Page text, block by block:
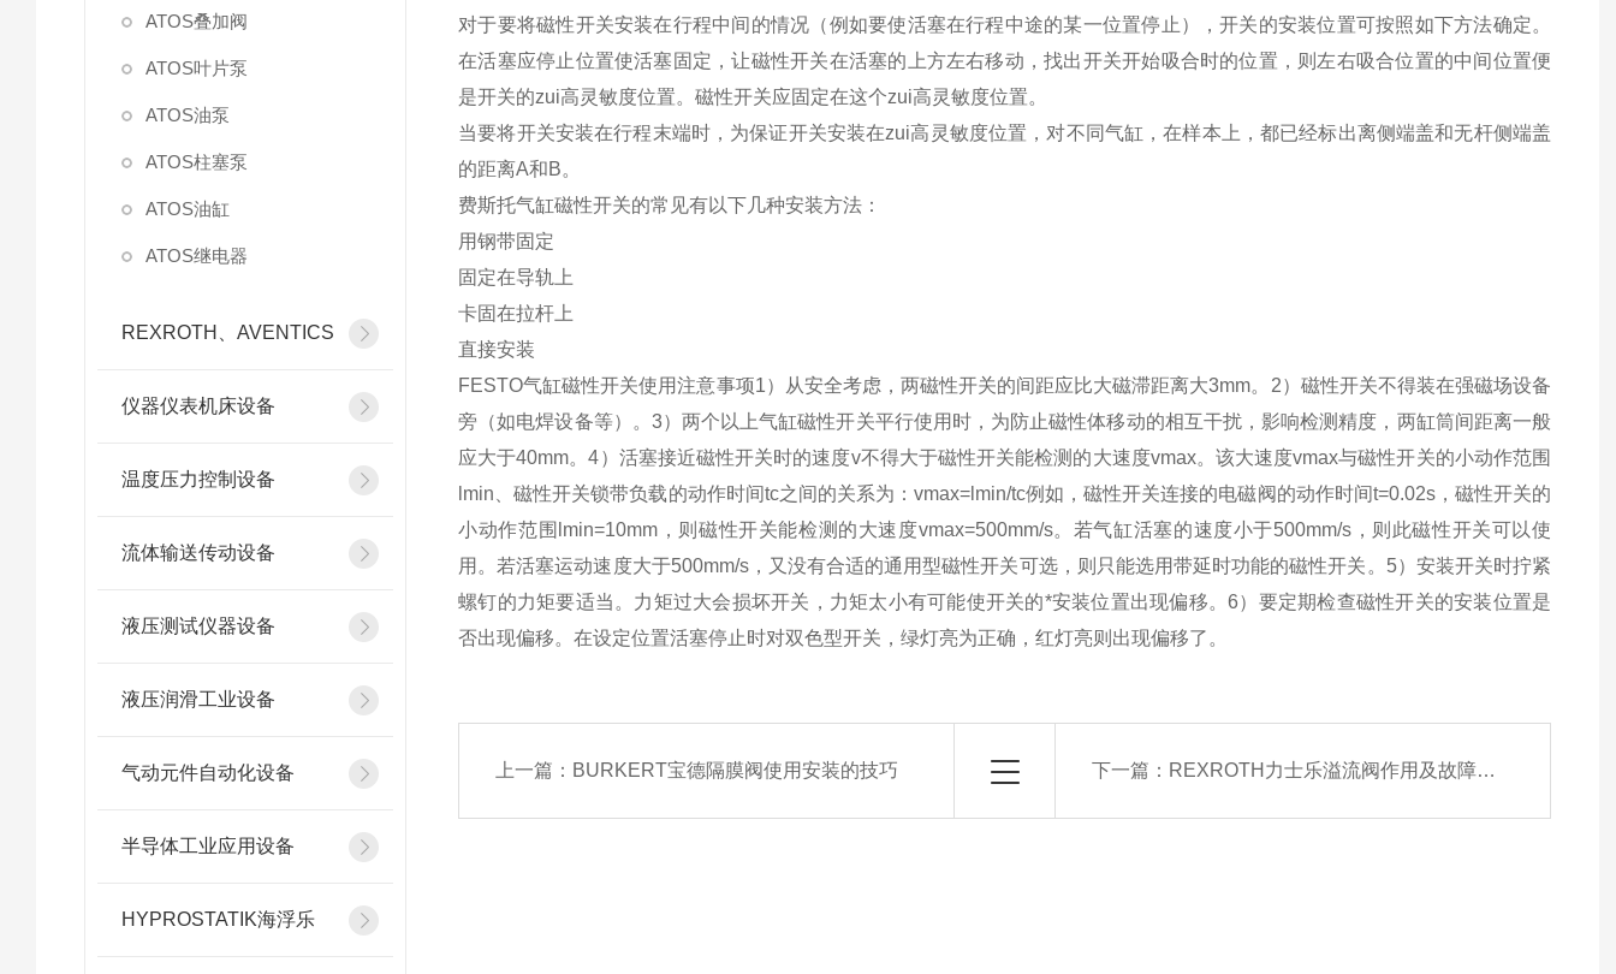
ATOS叠加阀
ATOS叶片泵
ATOS油泵
ATOS柱塞泵
ATOS油缸
ATOS继电器
REXROTH、AVENTICS
仪器仪表机床设备
温度压力控制设备
流体输送传动设备
液压测试仪器设备
液压润滑工业设备
气动元件自动化设备
半导体工业应用设备
HYPROSTATIK海浮乐
对于要将磁性开关安装在行程中间的情况（例如要使活塞在行程中途的某一位置停止），开关的安装位置可按照如下方法确定。
在活塞应停止位置使活塞固定，让磁性开关在活塞的上方左右移动，找出开关开始吸合时的位置，则左右吸合位置的中间位置便
是开关的zui高灵敏度位置。磁性开关应固定在这个zui高灵敏度位置。
当要将开关安装在行程末端时，为保证开关安装在zui高灵敏度位置，对不同气缸，在样本上，都已经标出离侧端盖和无杆侧端盖
的距离A和B。
费斯托气缸磁性开关的常见有以下几种安装方法：
用钢带固定
固定在导轨上
卡固在拉杆上
直接安装
FESTO气缸磁性开关使用注意事项1）从安全考虑，两磁性开关的间距应比大磁滞距离大3mm。2）磁性开关不得装在强磁场设备
旁（如电焊设备等）。3）两个以上气缸磁性开关平行使用时，为防止磁性体移动的相互干扰，影响检测精度，两缸筒间距离一般
应大于40mm。4）活塞接近磁性开关时的速度v不得大于磁性开关能检测的大速度vmax。该大速度vmax与磁性开关的小动作范围
lmin、磁性开关锁带负载的动作时间tc之间的关系为：vmax=lmin/tc例如，磁性开关连接的电磁阀的动作时间t=0.02s，磁性开关的
小动作范围lmin=10mm，则磁性开关能检测的大速度vmax=500mm/s。若气缸活塞的速度小于500mm/s，则此磁性开关可以使
用。若活塞运动速度大于500mm/s，又没有合适的通用型磁性开关可选，则只能选用带延时功能的磁性开关。5）安装开关时拧紧
螺钉的力矩要适当。力矩过大会损坏开关，力矩太小有可能使开关的*安装位置出现偏移。6）要定期检查磁性开关的安装位置是
否出现偏移。在设定位置活塞停止时对双色型开关，绿灯亮为正确，红灯亮则出现偏移了。
上一篇： BURKERT宝德隔膜阀使用安装的技巧 下一篇： REXROTH力士乐溢流阀作用及故障分析